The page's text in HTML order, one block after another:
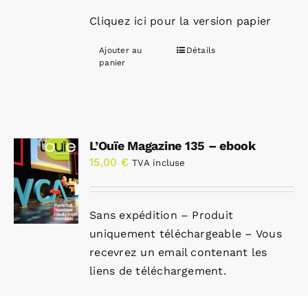
Cliquez ici pour la version papier
Ajouter au
panier
Détails
L’Ouïe Magazine 135 – ebook
15,00 € TVA incluse
Sans expédition – Produit
uniquement téléchargeable – Vous
recevrez un email contenant les
liens de téléchargement.